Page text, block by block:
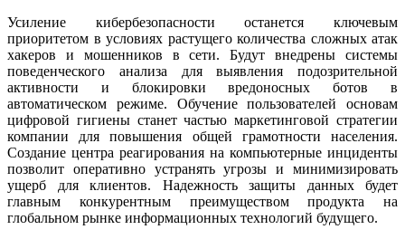
Усиление кибербезопасности останется ключевым
приоритетом в условиях растущего количества сложных атак
хакеров и мошенников в сети. Будут внедрены системы
поведенческого анализа для выявления подозрительной
активности и блокировки вредоносных ботов в
автоматическом режиме. Обучение пользователей основам
цифровой гигиены станет частью маркетинговой стратегии
компании для повышения общей грамотности населения.
Создание центра реагирования на компьютерные инциденты
позволит оперативно устранять угрозы и минимизировать
ущерб для клиентов. Надежность защиты данных будет
главным конкурентным преимуществом продукта на
глобальном рынке информационных технологий будущего.